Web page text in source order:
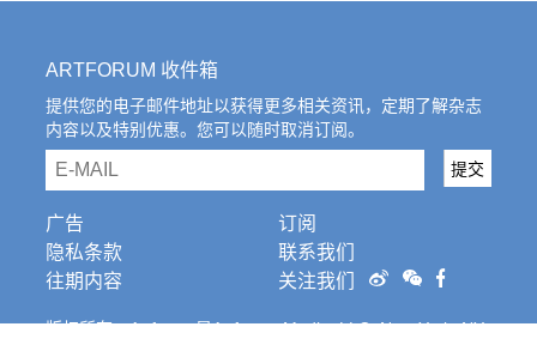
ARTFORUM 收件箱
提供您的电子邮件地址以获得更多相关资讯，定期了解杂志
内容以及特别优惠。您可以随时取消订阅。
email 提交
广告
隐私条款
往期内容
订阅
联系我们
关注我们
版权所有。Artforum是Artforum Media, LLC, New York, NY